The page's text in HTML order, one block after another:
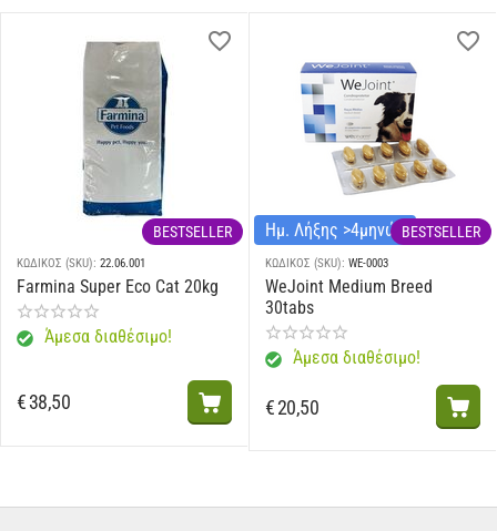
BESTSELLER
ΚΩΔΙΚΟΣ (SKU): 22.06.001
Farmina Super Eco Cat 20kg
Άμεσα διαθέσιμο!
€38,50
Ημ. Λήξης >4μηνώνBESTSELLER
ΚΩΔΙΚΟΣ (SKU): WE-0003
WeJoint Medium Breed
30tabs
Άμεσα διαθέσιμο!
€20,50